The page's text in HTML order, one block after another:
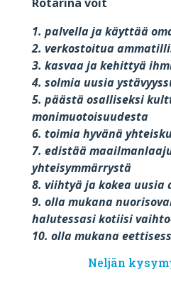
Rotarina voit
1. palvella ja käyttää
2. verkostoitua
3. kasvaa ja kehittyä
4. solmia uusia
5. päästä osalliseksi
monimuotoisuudesta
6. toimia hyvänä
7. edistää
yhteisymmärrystä
8. viihtyä ja kokea uusia
9. olla mukana
halutessasi kotiisi
10. olla mukana
Neljän